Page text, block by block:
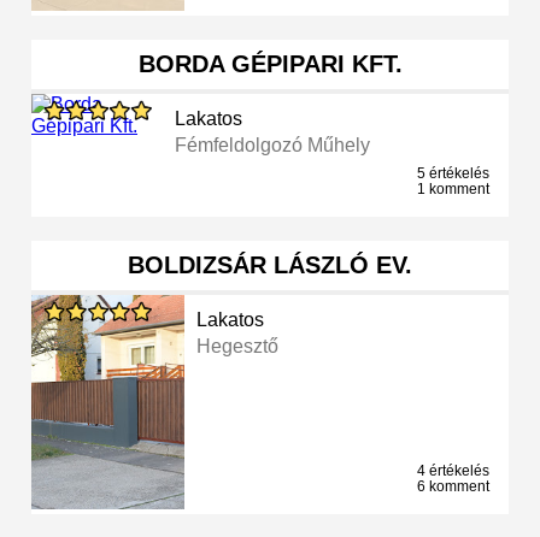
BORDA GÉPIPARI KFT.
Lakatos
Fémfeldolgozó Műhely
5 értékelés
1 komment
BOLDIZSÁR LÁSZLÓ EV.
Lakatos
Hegesztő
4 értékelés
6 komment